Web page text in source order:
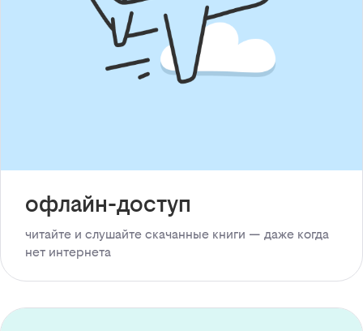
офлайн-доступ
читайте и слушайте скачанные книги — даже когда
нет интернета